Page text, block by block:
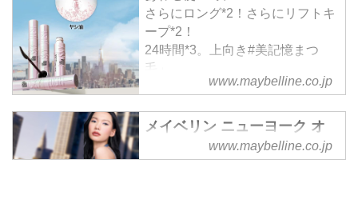
さらにロング*2！さらにリフトキ
ープ*2！
24時間*3。上向き#美記憶まつ
毛」
www.maybelline.co.jp
メイベリン ニューヨーク オ
フィシャルサイトwww.maybelline.co.jp